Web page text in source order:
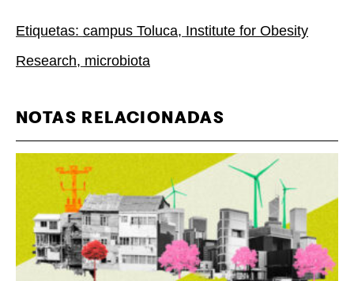
Etiquetas: campus Toluca, Institute for Obesity
Research, microbiota
NOTAS RELACIONADAS